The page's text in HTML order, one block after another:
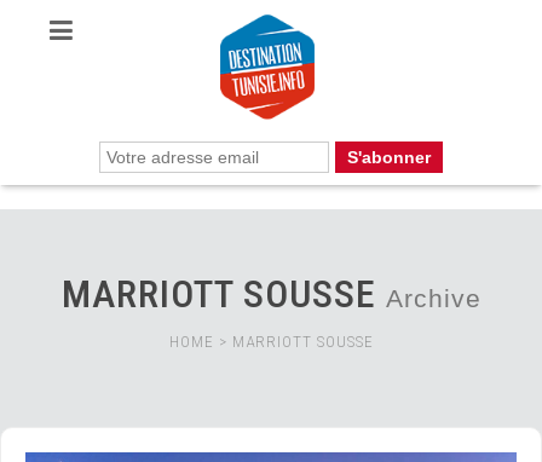
MARRIOTT SOUSSE Archive
HOME > MARRIOTT SOUSSE